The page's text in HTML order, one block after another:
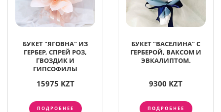
БУКЕТ "ЯГОВНА" ИЗ
ГЕРБЕР, СПРЕЙ РОЗ,
ГВОЗДИК И
ГИПСОФИЛЫ
15975 KZT
ПОДРОБНЕЕ
БУКЕТ "ВАСЕЛИНА" С
ГЕРБЕРОЙ, ВАКСОМ И
ЭВКАЛИПТОМ.
9300 KZT
ПОДРОБНЕЕ